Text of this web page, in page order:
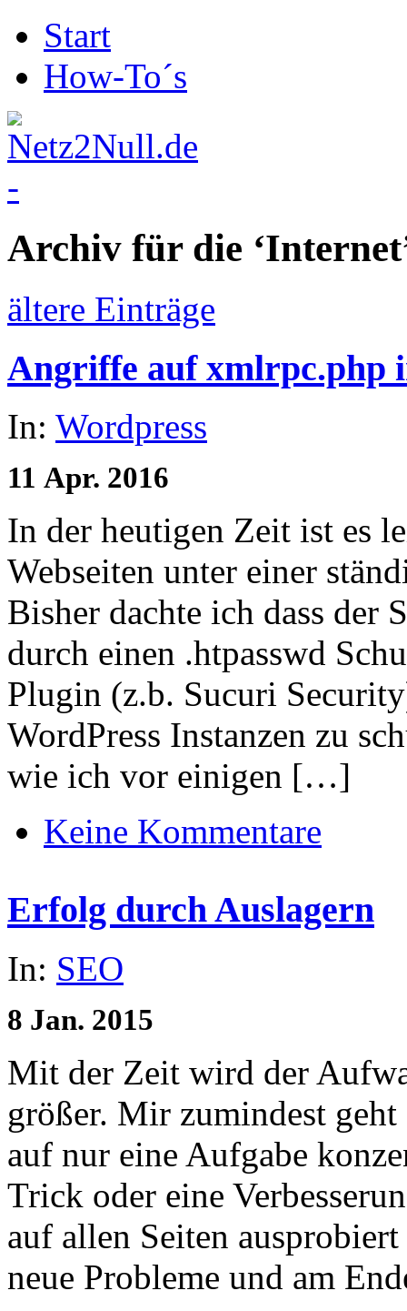
Start
How-To´s
Archiv für die ‘Internet
ältere Einträge
Angriffe auf xmlrpc.php
In: Wordpress
11 Apr. 2016
In der heutigen Zeit ist es
Webseiten unter einer
Bisher dachte ich dass der
durch einen .htpasswd
Plugin (z.b. Sucuri
WordPress Instanzen zu
wie ich vor einigen […]
Keine Kommentare
Erfolg durch Auslagern
In: SEO
8 Jan. 2015
Mit der Zeit wird der
größer. Mir zumindest
auf nur eine Aufgabe
Trick oder eine
auf allen Seiten
neue Probleme und am